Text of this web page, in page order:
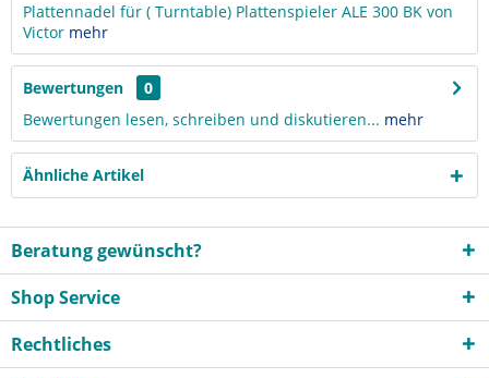
Plattennadel für ( Turntable) Plattenspieler ALE 300 BK von
Victor mehr
Bewertungen
0
Bewertungen lesen, schreiben und diskutieren... mehr
Ähnliche Artikel
Beratung gewünscht?
Shop Service
Rechtliches